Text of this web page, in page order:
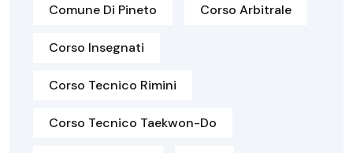
Comune Di Pineto Corso Arbitrale
Corso Insegnati
Corso Tecnico Rimini
Corso Tecnico Taekwon-Do